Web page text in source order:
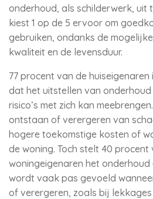
onderhoud, als schilderwerk, uit
kiest 1 op de 5 ervoor om
gebruiken, ondanks de
kwaliteit en de levensduur.
77 procent van de
dat het uitstellen van
risico’s met zich kan
ontstaan of verergeren van
hogere toekomstige kosten of
de woning. Toch stelt 40 procent
woningeigenaren het
wordt vaak pas gevoeld
of verergeren, zoals bij